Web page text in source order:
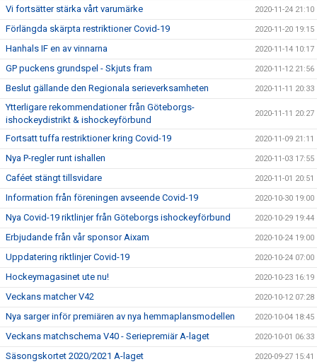
Vi fortsätter stärka vårt varumärke 2020-11-24 21:10
Förlängda skärpta restriktioner Covid-19 2020-11-20 19:15
Hanhals IF en av vinnarna 2020-11-14 10:17
GP puckens grundspel - Skjuts fram 2020-11-12 21:56
Beslut gällande den Regionala serieverksamheten 2020-11-11 20:33
Ytterligare rekommendationer från Göteborgs-
ishockeydistrikt & ishockeyförbund
2020-11-11 20:27
Fortsatt tuffa restriktioner kring Covid-19 2020-11-09 21:11
Nya P-regler runt ishallen 2020-11-03 17:55
Caféet stängt tillsvidare 2020-11-01 20:51
Information från föreningen avseende Covid-19 2020-10-30 19:00
Nya Covid-19 riktlinjer från Göteborgs ishockeyförbund 2020-10-29 19:44
Erbjudande från vår sponsor Aixam 2020-10-24 19:00
Uppdatering riktlinjer Covid-19 2020-10-24 07:00
Hockeymagasinet ute nu! 2020-10-23 16:19
Veckans matcher V42 2020-10-12 07:28
Nya sarger inför premiären av nya hemmaplansmodellen 2020-10-04 18:45
Veckans matchschema V40 - Seriepremiär A-laget 2020-10-01 06:33
Säsongskortet 2020/2021 A-laget 2020-09-27 15:41